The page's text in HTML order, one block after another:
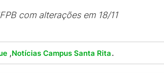
com alterações em 18/11
,Notícias Campus Santa Rita.